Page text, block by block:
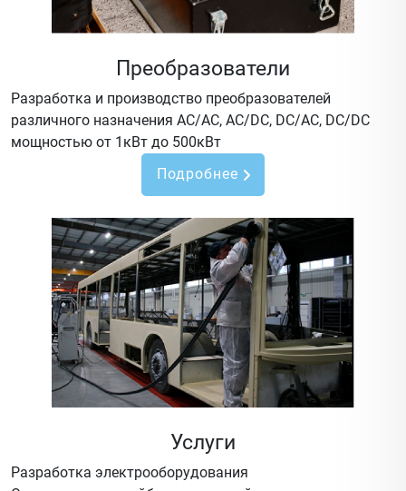
Преобразователи
Разработка и производство преобразователей
различного назначения AC/AC, AC/DC, DC/AC, DC/DC
мощностью от 1кВт до 500кВт
Подробнее
Услуги
Разработка электрооборудования